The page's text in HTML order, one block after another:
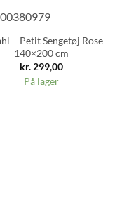
– Petit Sengetøj Rose
140×200 cm
kr.299,00
På lager